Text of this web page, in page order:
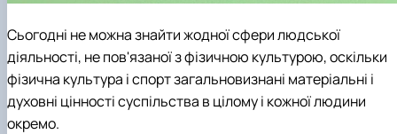
Сьогодні не можна знайти жодної сфери людської
діяльності, не пов'язаної з фізичною культурою, оскільки
фізична культура і спорт загальновизнані матеріальні і
духовні цінності суспільства в цілому і кожної людини
окремо.